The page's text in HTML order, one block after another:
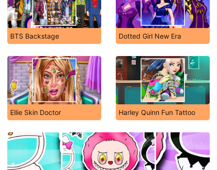
BTS Backstage Dotted Girl New Era
Ellie Skin Doctor Harley Quinn Fun Tattoo